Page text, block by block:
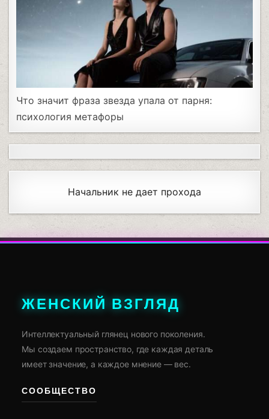
Что значит фраза звезда упала от парня:
психология метафоры
Начальник не дает прохода
ЖЕНСКИЙ ВЗГЛЯД
Интеллектуальный глянец нового поколения.
Мы создаем пространство, где каждая деталь
имеет значение, а каждое мнение — вес.
СООБЩЕСТВО